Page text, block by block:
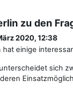
zu den
2020, 12:38
hat einige
sich